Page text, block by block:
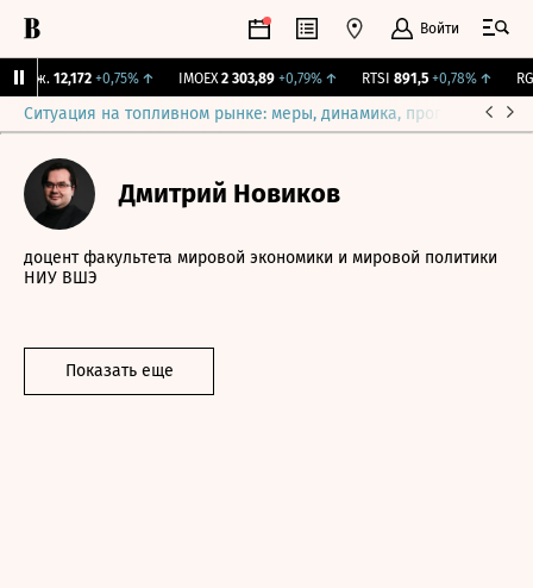
Войти
12,172 +0,75%↑ IMOEX 2 303,89 +0,79%↑ RTSI 891,5 +0,78%↑ RGBI
Ситуация на топливном рынке: меры, динамика, прогнозы
Дмитрий Новиков
доцент факультета мировой экономики и мировой политики
НИУ ВШЭ
Показать еще